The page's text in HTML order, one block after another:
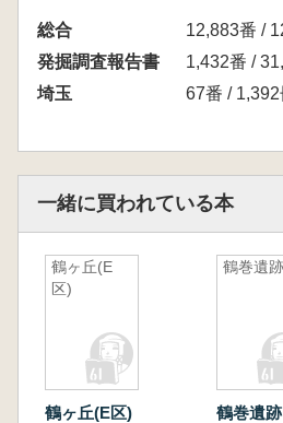
総合
12,883番 /
発掘調査報告書
1,432番 /
埼玉
67番 / 1,392
一緒に買われている本
鶴ヶ丘(E
区)
鶴ヶ丘(E区)
鶴巻遺跡
鶴巻遺跡